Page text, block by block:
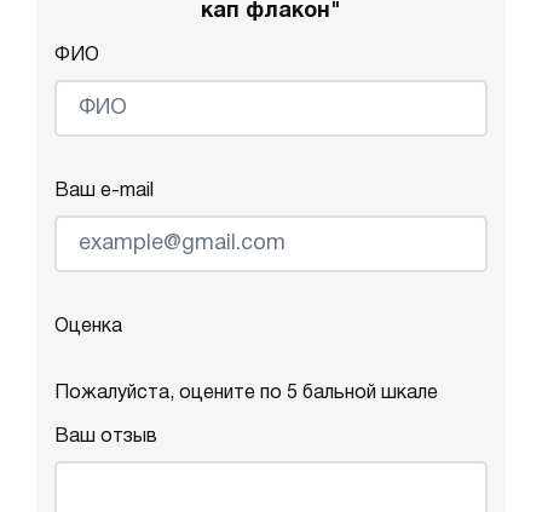
кап флакон"
ФИО
Ваш e-mail
Оценка
Пожалуйста, оцените по 5 бальной шкале
Ваш отзыв